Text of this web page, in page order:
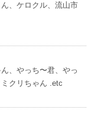
、ケロクル、流山市
、やっち〜君、やっ
クリちゃん .etc